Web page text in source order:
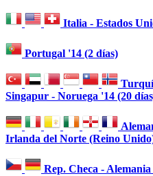
Italia - Estados
Portugal '14 (2 días)
Singapur - Noruega '14 (20
Irlanda del Norte (Reino
Rep. Checa -